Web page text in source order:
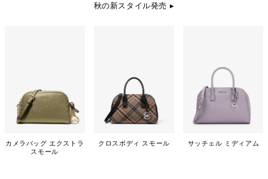
秋の新スタイル発売 ▸
カメラバッグ エクストラ
スモール
クロスボディ スモール サッチェル ミディアム